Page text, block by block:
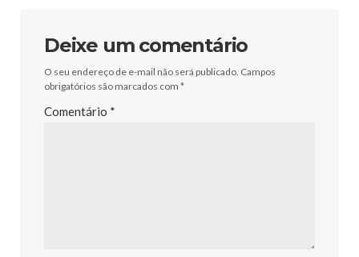
Deixe um comentário
O seu endereço de e-mail não será publicado. Campos
obrigatórios são marcados com *
Comentário *